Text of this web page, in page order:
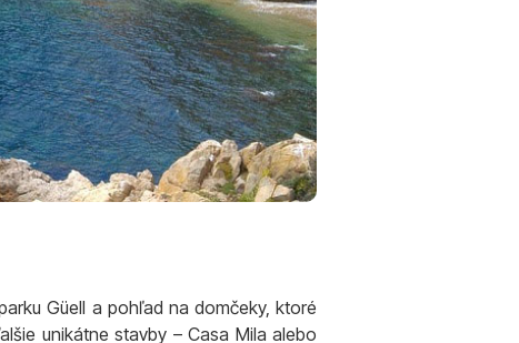
Güell a pohľad na domčeky, ktoré
unikátne stavby – Casa Mila alebo